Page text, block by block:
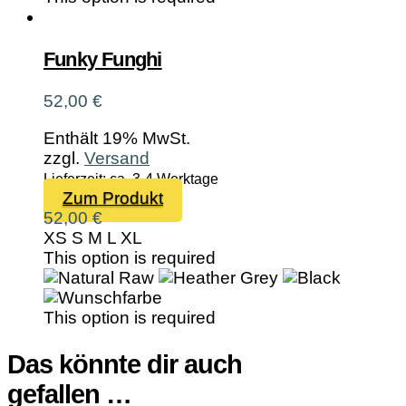
Funky Funghi
52,00 €
Enthält 19% MwSt.
zzgl. Versand
Lieferzeit: ca. 3-4 Werktage
Zum Produkt
Produkt
mehrere
Varianten
Die
können
auf
52,00€
XS S M L XL
This option is required
This option is required
Das könnte dir auch
gefallen …